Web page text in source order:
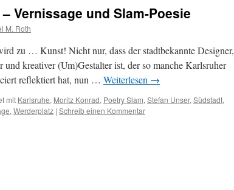
Vernissage und Slam-Poesie
M. Roth
zu … Kunst! Nicht nur, dass der stadtbekannte Designer,
kreativer (Um)Gestalter ist, der so manche Karlsruher
reflektiert hat, nun … Weiterlesen →
mit Karlsruhe, Moritz Konrad, Poetry Slam, Stefan Unser, Südstadt,
, Werderplatz | Schreib einen Kommentar